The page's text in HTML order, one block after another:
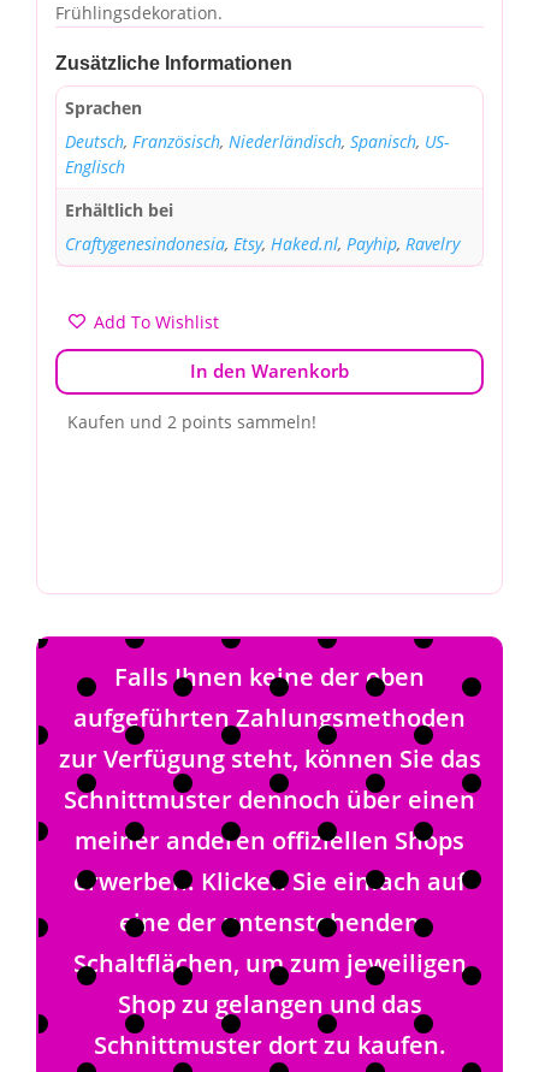
Frühlingsdekoration.
Zusätzliche Informationen
Sprachen
Deutsch, Französisch, Niederländisch, Spanisch, US-
Englisch
Erhältlich bei
Craftygenesindonesia, Etsy, Haked.nl, Payhip, Ravelry
Add To Wishlist
In den Warenkorb
Kaufen und 2 points sammeln!
Falls Ihnen keine der oben
aufgeführten Zahlungsmethoden
zur Verfügung steht, können Sie das
Schnittmuster dennoch über einen
meiner anderen offiziellen Shops
erwerben. Klicken Sie einfach auf
eine der untenstehenden
Schaltflächen, um zum jeweiligen
Shop zu gelangen und das
Schnittmuster dort zu kaufen.